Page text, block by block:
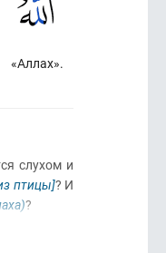
«Аллах».
слухом и
птицы]? И
?